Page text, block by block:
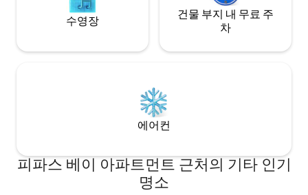
수영장
건물 부지 내 무료 주
차
에어컨
피파스 베이 아파트먼트 근처의 기타 인기
명소